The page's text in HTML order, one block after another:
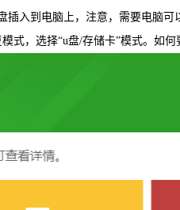
到电脑上，注意，需要电脑可
，选择“u盘/存储卡”模式。如何